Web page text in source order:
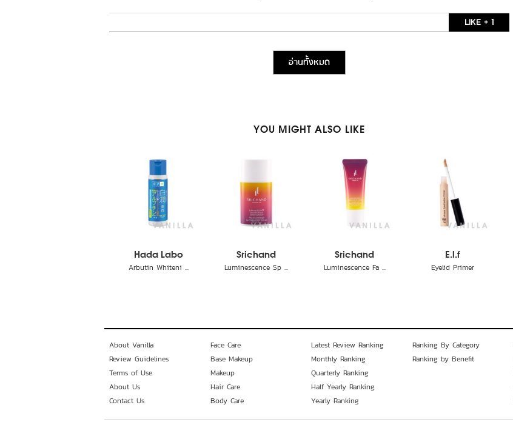
LIKE + 1
อ่านทั้งหมด
YOU MIGHT ALSO LIKE
Hada Labo
Arbutin Whiteni ...
Srichand
Luminescence Sp ...
Srichand
Luminescence Fa ...
E.l.f
Eyelid Primer
About Vanilla
Review Guidelines
Terms of Use
About Us
Contact Us
Face Care
Base Makeup
Makeup
Hair Care
Body Care
Latest Review Ranking
Monthly Ranking
Quarterly Ranking
Half Yearly Ranking
Yearly Ranking
Ranking By Category
Ranking by Benefit